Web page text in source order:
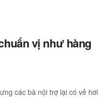
vị như hàng
các bà nội trợ lại có vẻ hơi